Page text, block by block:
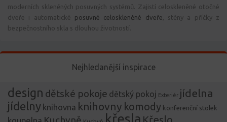
moderních skleněných posuvných systémů. Zajistí celoskleněné otočné
dveře i automatické posuvné celoskleněné dveře, stěny a příčky z
bezpečnostního skla s dlouhou životností.
Nejhledanější inspirace
design dětské pokoje dětský pokoj Exteriér jídelna
jídelny knihovna knihovny komody konferenční stolek
křesla